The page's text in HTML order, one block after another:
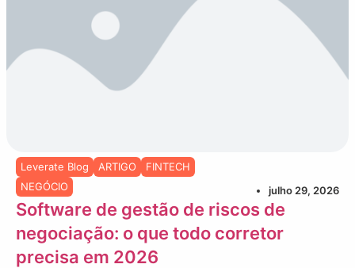
Leverate Blog ARTIGO
FINTECH
NEGÓCIO
julho 29, 2026
Software de gestão de riscos de
negociação: o que todo corretor
precisa em 2026